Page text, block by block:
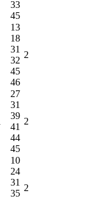
33
45
13
18
31
32
45
46
2
27
31
39
41
44
45
2
10
24
31
35
2